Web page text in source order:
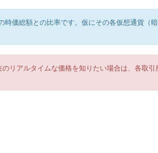
価総額との比率です。仮にその各仮想通貨（
リアルタイムな価格を知りたい場合は、各取